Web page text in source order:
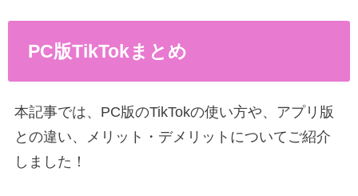
PC版TikTokまとめ
本記事では、PC版のTikTokの使い方や、アプリ版
との違い、メリット・デメリットについてご紹介
しました！